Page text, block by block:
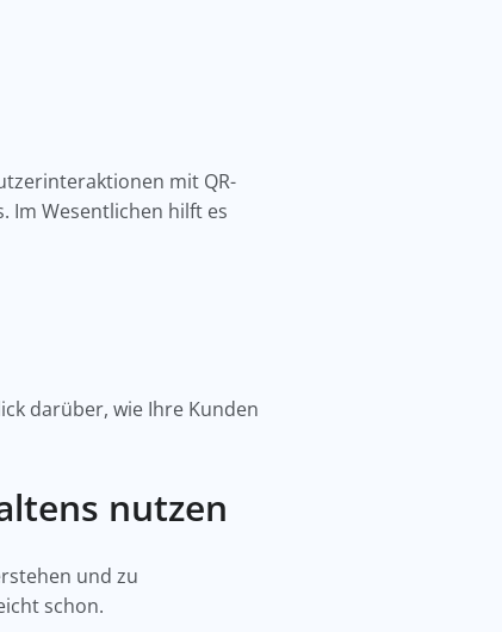
mit QR-
Im Wesentlichen hilft es
darüber, wie Ihre Kunden
nutzen
und zu
schon.